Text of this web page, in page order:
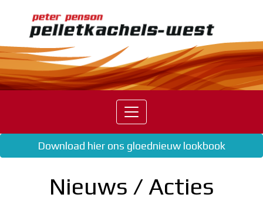
Home
Pelletkachels
Calor
Nordic
Fire
Mcz
Download hier ons gloednieuw lookbook
Nieuws / Acties